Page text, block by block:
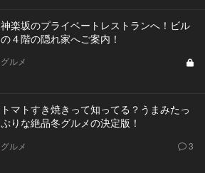
神楽坂のプライベートレストランへ！ビル
の４階の隠れ家へご案内！
グルメ
トマトすき焼きって知ってる？うまみたっ
ぷりな絶品冬グルメの決定版！
グルメ 3